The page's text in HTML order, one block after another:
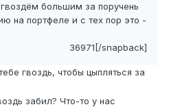
большим за поручень
на портфеле и с тех пор это -
36971[/snapback]
гвоздь, чтобы цыпляться за
забил? Что-то у нас